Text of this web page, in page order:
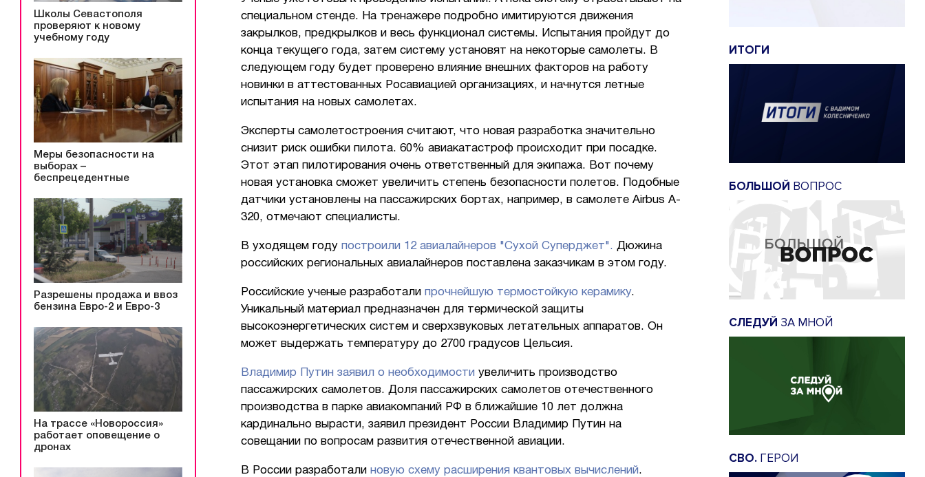
Школы Севастополя
проверяют к новому
учебному году
Меры безопасности на
выборах –
беспрецедентные
Разрешены продажа и ввоз
бензина Евро-2 и Евро-3
На трассе «Новороссия»
работает оповещение о
дронах
специальном стенде. На тренажере подробно имитируются движения
закрылков, предкрылков и весь функционал системы. Испытания пройдут до
конца текущего года, затем систему установят на некоторые самолеты. В
следующем году будет проверено влияние внешних факторов на работу
новинки в аттестованных Росавиацией организациях, и начнутся летные
испытания на новых самолетах.
Эксперты самолетостроения считают, что новая разработка значительно
снизит риск ошибки пилота. 60% авиакатастроф происходит при посадке.
Этот этап пилотирования очень ответственный для экипажа. Вот почему
новая установка сможет увеличить степень безопасности полетов. Подобные
датчики установлены на пассажирских бортах, например, в самолете Airbus A-
320, отмечают специалисты.
В уходящем году построили 12 авиалайнеров "Сухой Суперджет". Дюжина
российских региональных авиалайнеров поставлена заказчикам в этом году.
Российские ученые разработали прочнейшую термостойкую керамику.
Уникальный материал предназначен для термической защиты
высокоэнергетических систем и сверхзвуковых летательных аппаратов. Он
может выдержать температуру до 2700 градусов Цельсия.
Владимир Путин заявил о необходимости увеличить производство
пассажирских самолетов. Доля пассажирских самолетов отечественного
производства в парке авиакомпаний РФ в ближайшие 10 лет должна
кардинально вырасти, заявил президент России Владимир Путин на
совещании по вопросам развития отечественной авиации.
В России разработали новую схему расширения квантовых вычислений.
ИТОГИ
БОЛЬШОЙ ВОПРОС
СЛЕДУЙ ЗА МНОЙ
СВО. ГЕРОИ